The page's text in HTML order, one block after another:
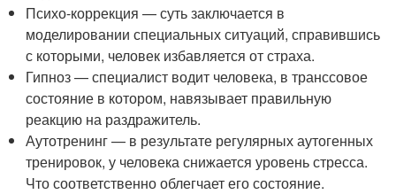
Психо-коррекция — суть заключается в
моделировании специальных ситуаций, справившись
с которыми, человек избавляется от страха.
Гипноз — специалист водит человека, в транссовое
состояние в котором, навязывает правильную
реакцию на раздражитель.
Аутотренинг — в результате регулярных аутогенных
тренировок, у человека снижается уровень стресса.
Что соответственно облегчает его состояние.